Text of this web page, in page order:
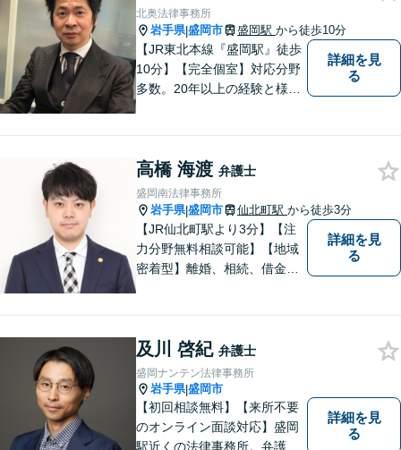
北奥法律事務所
岩手県|盛岡市 盛岡駅 から徒歩10分
【JR東北本線『盛岡駅』徒歩
10分】【完全個室】対応分野
多数。20年以上の経験と様々
決を目指します。 お気軽にご
お相談ください。
詳細を見
る
高橋 海渡 弁護士
盛岡南法律事務所
岩手県|盛岡市 仙北町駅 から徒歩3分
【JR仙北町駅より3分】【注
力分野無料相談可能】【地域
密着型】離婚、相続、借金、
っています。どんなささいな
ことでも構いません。お気軽
にご相談ください。
詳細を見
る
及川 啓紀 弁護士
盛岡ナンテン法律事務所
岩手県|盛岡市
【初回相談無料】【来所不要
のオンライン面談対応】盛岡
駅近くの法律事務所。弁護士
詳細を見
る